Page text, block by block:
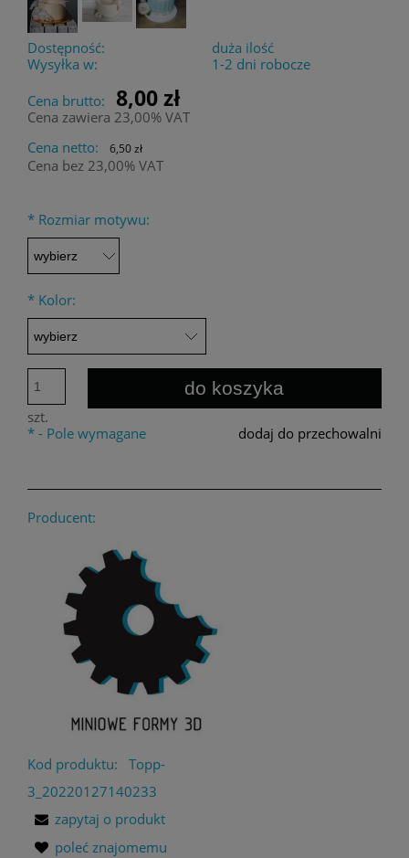
Dostępność:
duża ilość
Wysyłka w:
1-2 dni robocze
Cena brutto:
8,00 zł
Cena zawiera 23,00% VAT
Cena netto:
6,50 zł
Cena bez 23,00% VAT
* Rozmiar motywu:
* Kolor:
szt.
do koszyka
dodaj do przechowalni
* - Pole wymagane
Producent:
Kod produktu:
Topp-
3_20220127140233
zapytaj o produkt
poleć znajomemu